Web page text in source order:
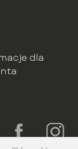
dla